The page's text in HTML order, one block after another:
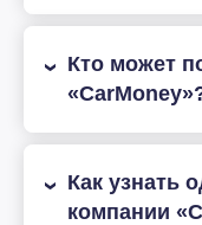
Кто может
Как узнать
компании